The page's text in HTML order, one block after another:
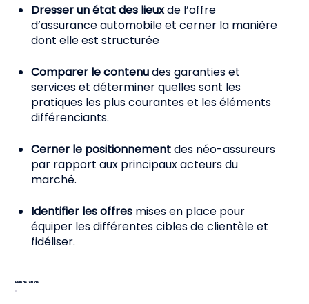
Dresser un état des lieuxde l’offre
d’assurance automobile et cerner la manière
dont elle est structurée
Comparer le contenudes garanties et
services et déterminer quelles sont les
pratiques les plus courantes et les éléments
différenciants.
Cerner le positionnementdes néo-assureurs
par rapport aux principaux acteurs du
marché.
Identifier les offres mises en place pour
équiper les différentes cibles de clientèle et
fidéliser.
Plan de l’étude